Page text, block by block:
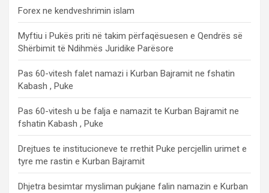
Forex ne kendveshrimin islam
Myftiu i Pukës priti në takim përfaqësuesen e Qendrës së
Shërbimit të Ndihmës Juridike Parësore
Pas 60-vitesh falet namazi i Kurban Bajramit ne fshatin
Kabash , Puke
Pas 60-vitesh u be falja e namazit te Kurban Bajramit ne
fshatin Kabash , Puke
Drejtues te institucioneve te rrethit Puke percjellin urimet e
tyre me rastin e Kurban Bajramit
Dhjetra besimtar mysliman pukjane falin namazin e Kurban